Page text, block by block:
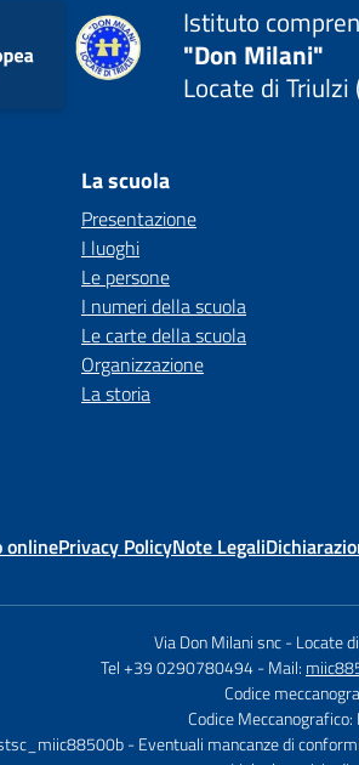
Istituto
"Don Milani"
Locate di Triulzi
La scuola
Presentazione
I luoghi
Le persone
I numeri della scuola
Le carte della scuola
Organizzazione
La storia
onlinePrivacy PolicyNote Legali
Via Don Milani snc - Locate
Tel +39 0290780494- Mail:
Codice
Codice
- Eventuali mancanze di